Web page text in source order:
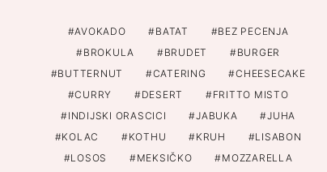
AVOKADO BATAT
BEZ PECENJA
BROKULA
BRUDET
BURGER
BUTTERNUT
CATERING
CHEESECAKE
CURRY
DESERT
FRITTO MISTO
INDIJSKI ORASCICI
JABUKA
JUHA
KOLAC
KOTHU KRUH
LISABON
LOSOS
MEKSIČKO
MOZZARELLA